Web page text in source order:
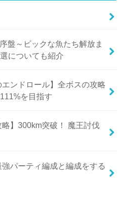
盤～ビックな魚たち解放ま
についても紹介
エンドロール】全ボスの攻略
を目指す
略】300km突破！ 魔王討伐
強パーティ編成と編成をする